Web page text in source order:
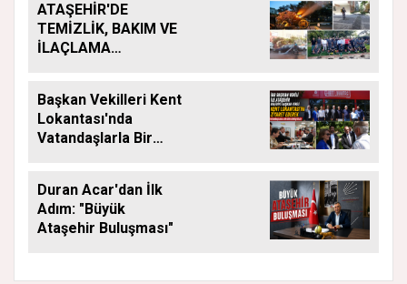
ATAŞEHİR'DE
TEMİZLİK, BAKIM VE
İLAÇLAMA
Başkan Vekilleri Kent
Lokantası'nda
Vatandaşlarla Bir
Duran Acar'dan İlk
Adım: "Büyük
Ataşehir Buluşması"